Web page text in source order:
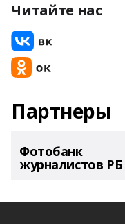
Читайте нас
Партнеры
Фотобанк
журналистов РБ